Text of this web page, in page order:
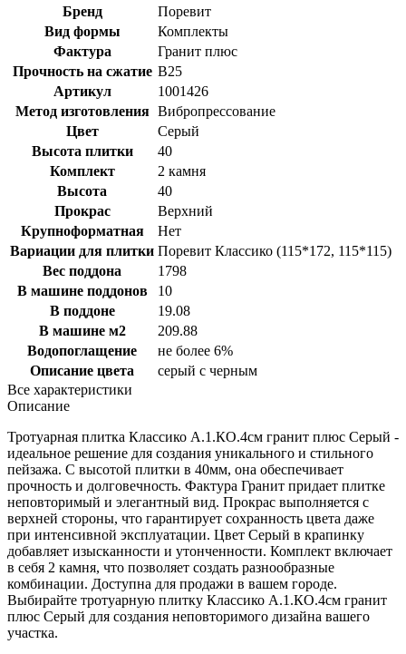
Бренд
Поревит
Вид формы
Комплекты
Фактура
Гранит плюс
Прочность на сжатие B25
Артикул
1001426
Метод изготовления Вибропрессование
Цвет
Серый
Высота плитки
40
Комплект
2 камня
Высота
40
Прокрас
Верхний
Крупноформатная
Нет
Вариации для плитки Поревит Классико (115*172, 115*115)
Вес поддона
1798
В машине поддонов
10
В поддоне
19.08
В машине м2
209.88
Водопоглащение
не более 6%
Описание цвета
серый с черным
Все характеристики
Описание
Тротуарная плитка Классико А.1.КО.4см гранит плюс Серый -
идеальное решение для создания уникального и стильного
пейзажа. С высотой плитки в 40мм, она обеспечивает
прочность и долговечность. Фактура Гранит придает плитке
неповторимый и элегантный вид. Прокрас выполняется с
верхней стороны, что гарантирует сохранность цвета даже
при интенсивной эксплуатации. Цвет Серый в крапинку
добавляет изысканности и утонченности. Комплект включает
в себя 2 камня, что позволяет создать разнообразные
комбинации. Доступна для продажи в вашем городе.
Выбирайте тротуарную плитку Классико А.1.КО.4см гранит
плюс Серый для создания неповторимого дизайна вашего
участка.